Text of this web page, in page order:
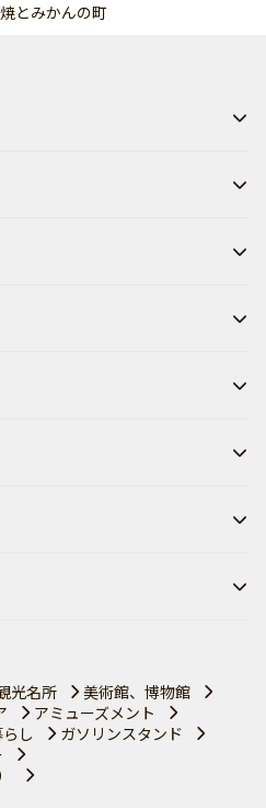
とみかんの町
光名所
美術館、博物館
アミューズメント
し
ガソリンスタンド